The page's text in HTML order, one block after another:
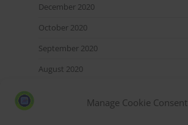
Manage Cookie Consent
December 2020
October 2020
September 2020
August 2020